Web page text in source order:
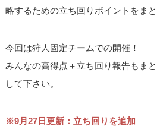
略するための立ち回りポイントをまと
今回は狩人固定チームでの開催！
みんなの高得点＋立ち回り報告もま
して下さい。
※9月27日更新：立ち回りを追加